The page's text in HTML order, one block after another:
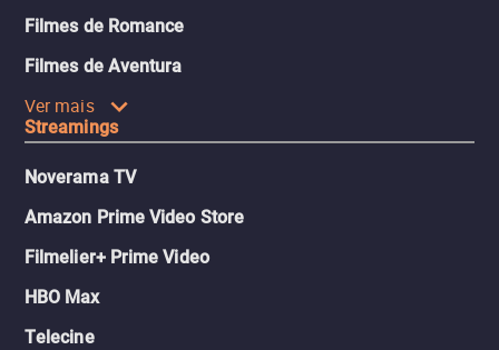
Filmes de Romance
Filmes de Aventura
Ver mais
Streamings
Noverama TV
Amazon Prime Video Store
Filmelier+ Prime Video
HBO Max
Telecine